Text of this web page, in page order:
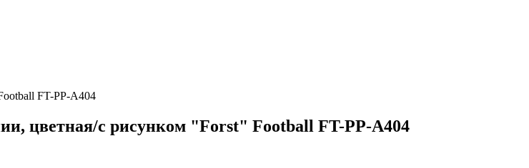
FT-PP-A404
цветная/с рисунком "Forst" Football FT-PP-A404